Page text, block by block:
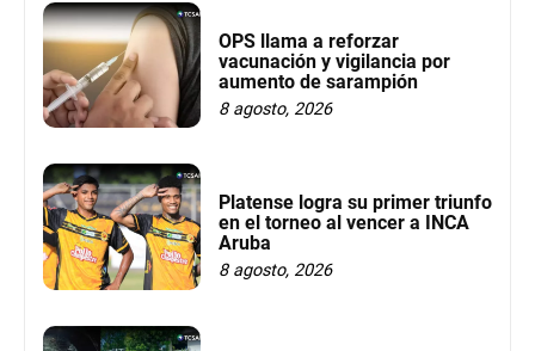
OPS llama a reforzar
vacunación y vigilancia por
aumento de sarampión
8 agosto, 2026
Platense logra su primer triunfo
en el torneo al vencer a INCA
Aruba
8 agosto, 2026